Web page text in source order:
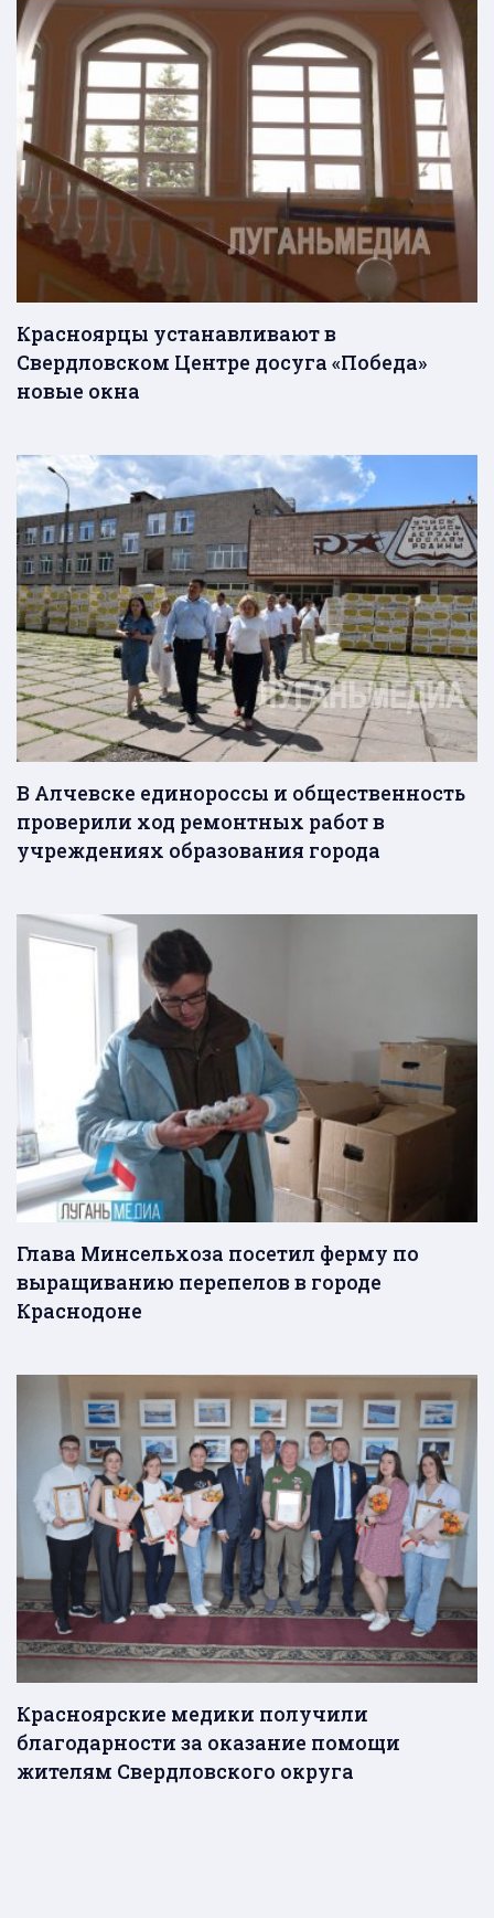
Красноярцы устанавливают в
Свердловском Центре досуга «Победа»
новые окна
В Алчевске единороссы и общественность
проверили ход ремонтных работ в
учреждениях образования города
Глава Минсельхоза посетил ферму по
выращиванию перепелов в городе
Краснодоне
Красноярские медики получили
благодарности за оказание помощи
жителям Свердловского округа